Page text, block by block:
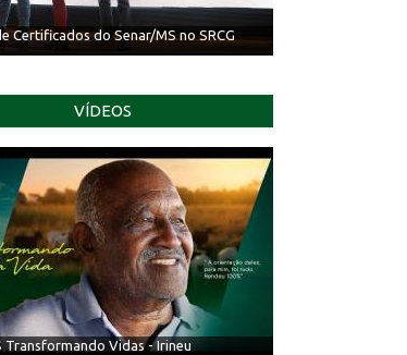
Certificados do Senar/MS no SRCG
VÍDEOS
Transformando Vidas - Irineu